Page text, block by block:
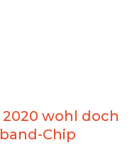
2020 wohl doch
Chip